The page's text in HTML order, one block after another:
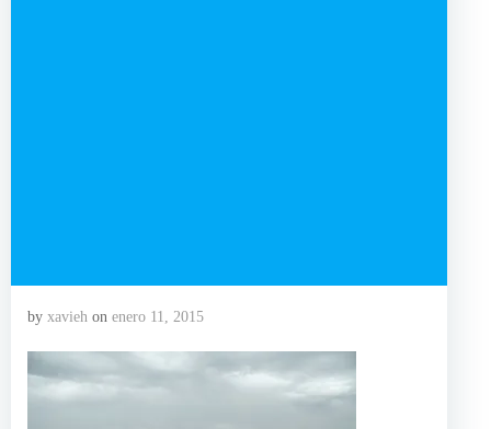
by xavieh on enero 11, 2015